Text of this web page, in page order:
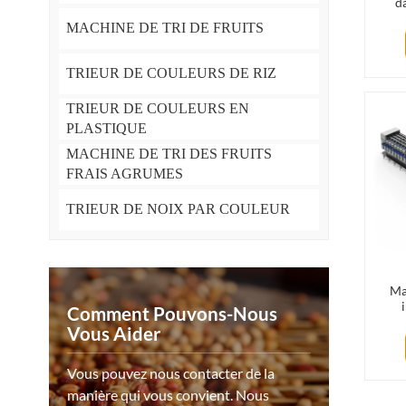
MACHINE DE TRI DE FRUITS
TRIEUR DE COULEURS DE RIZ
TRIEUR DE COULEURS EN
PLASTIQUE
MACHINE DE TRI DES FRUITS
FRAIS AGRUMES
TRIEUR DE NOIX PAR COULEUR
Comment Pouvons-Nous
Vous Aider
Vous pouvez nous contacter de la
manière qui vous convient. Nous